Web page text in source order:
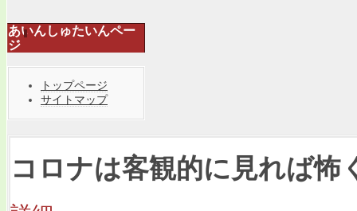
あいんしゅたいんペー
ジ
トップページ
サイトマップ
コロナは客観的に見れば怖